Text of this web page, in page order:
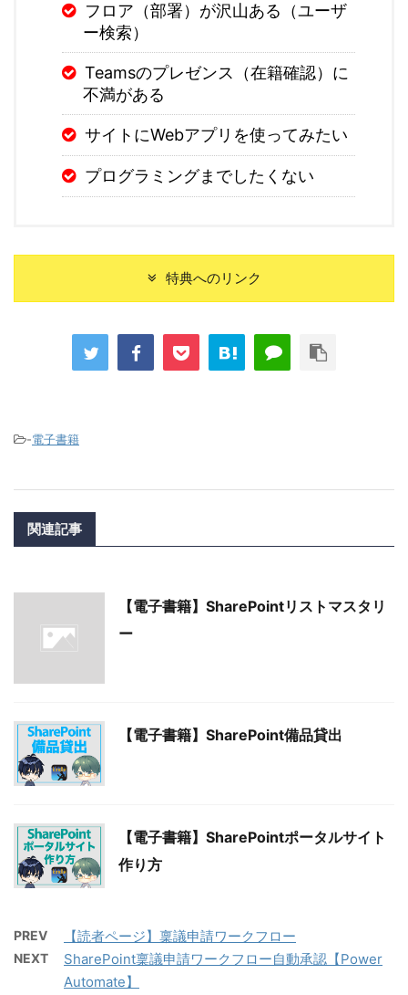
フロア（部署）が沢山ある（ユーザ
ー検索）
Teamsのプレゼンス（在籍確認）に
不満がある
サイトにWebアプリを使ってみたい
プログラミングまでしたくない
特典へのリンク
-電子書籍
関連記事
【電子書籍】SharePointリストマスタリ
ー
【電子書籍】SharePoint備品貸出
【電子書籍】SharePointポータルサイト
作り方
PREV 【読者ページ】稟議申請ワークフロー
NEXT
SharePoint稟議申請ワークフロー自動承認【Power
Automate】